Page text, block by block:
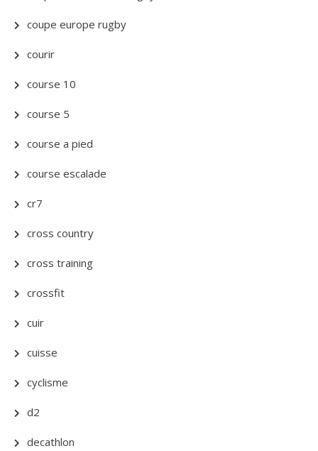
coupe europe rugby
courir
course 10
course 5
course a pied
course escalade
cr7
cross country
cross training
crossfit
cuir
cuisse
cyclisme
d2
decathlon